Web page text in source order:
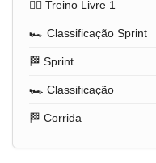
🏋️‍♂️ Treino Livre 1
🏎️ Classificação Sprint
🏁 Sprint
🏎️ Classificação
🏁 Corrida